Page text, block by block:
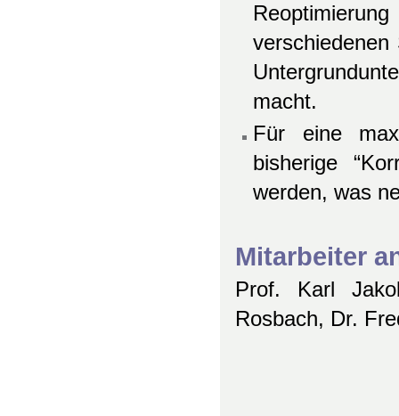
macht.
Für eine
bisherige
werden, was
Mitarbeiter
Prof. Karl
Rosbach, Dr.